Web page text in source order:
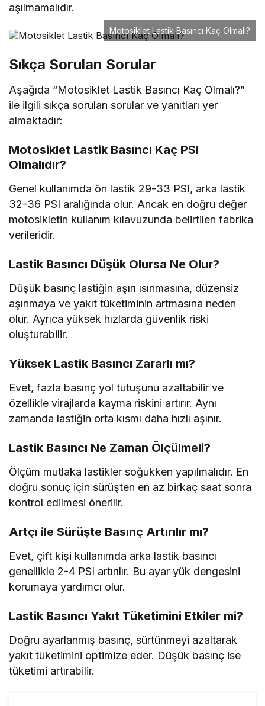
aşılmamalıdır.
Motosiklet Lastik Basıncı Kaç Olmalı?
Sıkça Sorulan Sorular
Aşağıda “Motosiklet Lastik Basıncı Kaç Olmalı?”
ile ilgili sıkça sorulan sorular ve yanıtları yer
almaktadır:
Motosiklet Lastik Basıncı Kaç PSI
Olmalıdır?
Genel kullanımda ön lastik 29-33 PSI, arka lastik
32-36 PSI aralığında olur. Ancak en doğru değer
motosikletin kullanım kılavuzunda belirtilen fabrika
verileridir.
Lastik Basıncı Düşük Olursa Ne Olur?
Düşük basınç lastiğin aşırı ısınmasına, düzensiz
aşınmaya ve yakıt tüketiminin artmasına neden
olur. Ayrıca yüksek hızlarda güvenlik riski
oluşturabilir.
Yüksek Lastik Basıncı Zararlı mı?
Evet, fazla basınç yol tutuşunu azaltabilir ve
özellikle virajlarda kayma riskini artırır. Aynı
zamanda lastiğin orta kısmı daha hızlı aşınır.
Lastik Basıncı Ne Zaman Ölçülmeli?
Ölçüm mutlaka lastikler soğukken yapılmalıdır. En
doğru sonuç için sürüşten en az birkaç saat sonra
kontrol edilmesi önerilir.
Artçı ile Sürüşte Basınç Artırılır mı?
Evet, çift kişi kullanımda arka lastik basıncı
genellikle 2-4 PSI artırılır. Bu ayar yük dengesini
korumaya yardımcı olur.
Lastik Basıncı Yakıt Tüketimini Etkiler mi?
Doğru ayarlanmış basınç, sürtünmeyi azaltarak
yakıt tüketimini optimize eder. Düşük basınç ise
tüketimi artırabilir.